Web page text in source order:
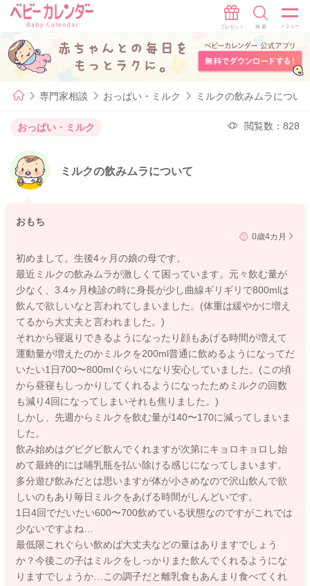
専門家相談 おっぱい・ミルク ミルクの飲みムラについ
おっぱい・ミルク 閲覧数：828
ミルクの飲みムラについて
おもち
0歳4カ月
初めまして。生後4ヶ月の娘の母です。
最近ミルクの飲みムラが激しくて困っています。元々飲む量が
少なく、3.4ヶ月検診の時に身長が少し曲線ギリギリで800mlは
飲んで欲しいなと言われてしまいました。(体重は緩やかに増え
てるから大丈夫と言われました。)
それから寝返りできるようになったり顔もあげる時間が増えて
運動量が増えたのかミルクを200ml普通に飲めるようになってだ
いたい1日700〜800mlぐらいになり安心していました。(この頃
から昼寝もしっかりしてくれるようになったためミルクの回数
も減り4回になってしまいそれも焦りました。)
しかし、先週からミルクを飲む量が140〜170に減ってしまいま
した。
飲み始めはグビグビ飲んでくれますが次第にキョロキョロし始
めて最終的には哺乳瓶を払い除ける感じになってしまいます。
多分遊び飲みだとは思いますが体が小さめなので沢山飲んで欲
しいのもあり毎日ミルクをあげる時間がしんどいです。
1日4回でだいたい600〜700飲めている状態なのですがこれでは
少ないですよね…
最低限これぐらい飲めば大丈夫などの量はありますでしょう
か？今後この子はミルクをしっかりまた飲んでくれるようにな
りますでしょうか…この調子だと離乳食もあんまり食べてくれ